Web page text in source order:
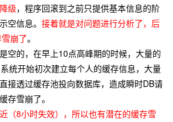
降级，程序回滚到之前只提供基本信息的阶
空信息。 接着就是对问题进行分析了，后
崩了。
空的，在早上10点高峰期的时候，大量的
统开始初次建立每个人的缓存信息，大量
接透过缓存池投向数据库，造成瞬时DB请
存雪崩了。
（8小时失效），所以也有潜在的缓存雪